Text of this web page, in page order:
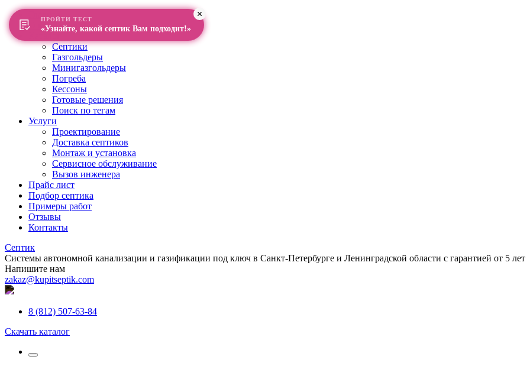
Главная
О компании
Септики
Газгольдеры
Минигазгольдеры
Погреба
Кессоны
Готовые решения
Поиск по тегам
Услуги
Проектирование
Доставка септиков
Монтаж и установка
Сервисное обслуживание
Вызов инженера
Прайс лист
Подбор септика
Примеры работ
Отзывы
Контакты
Септик
Системы автономной канализации и газификации под ключ в Санкт-Петербурге и Ленинградской области с гарантией от 5 лет
Напишите нам
zakaz@kupitseptik.com
8 (812) 507-63-84
Скачать каталог
ПРОЙТИ ТЕСТ
«Узнайте, какой септик Вам подходит!»